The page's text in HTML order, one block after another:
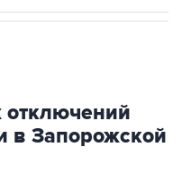
в Запорожской